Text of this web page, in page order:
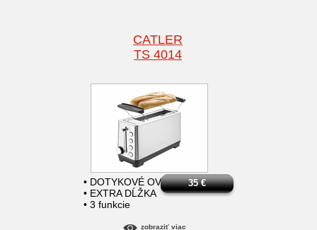
CATLER
TS 4014
• DOTYKOVÉ OVLÁDANIE
• EXTRA DĹŽKA
• 3 funkcie
35€
zobraziť viac